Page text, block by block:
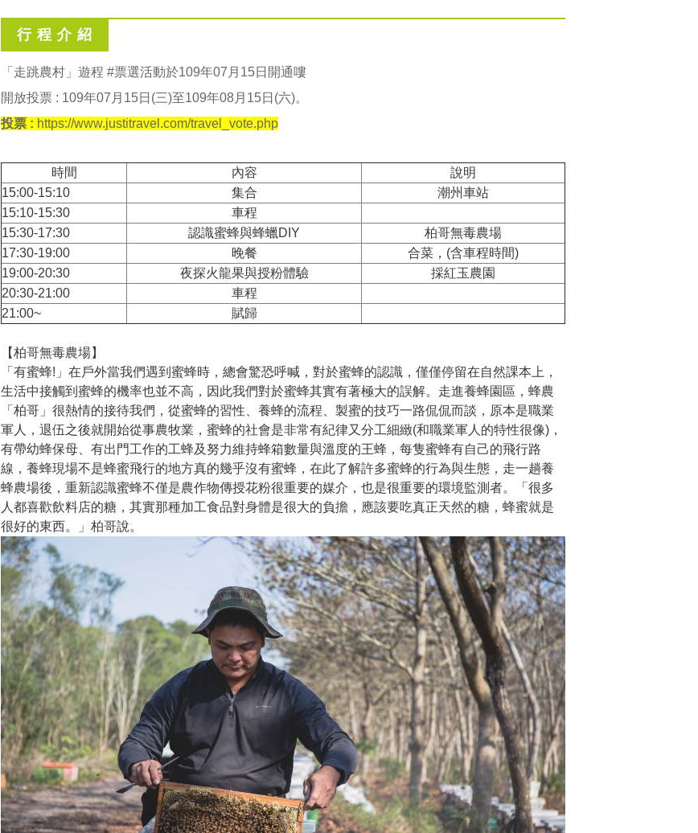
行 程 介 紹
「走跳農村」遊程 #票選活動於109年07月15日開通嘍
開放投票 : 109年07月15日(三)至109年08月15日(六)。
投票 : https://www.justitravel.com/travel_vote.php
時間 內容
說明
15:00-15:10
集合
潮州車站
15:10-15:30
車程
15:30-17:30
認識蜜蜂與蜂蠟DIY
柏哥無毒農場
17:30-19:00
晚餐
合菜，(含車程時間)
19:00-20:30
夜探火龍果與授粉體驗
採紅玉農園
20:30-21:00
車程
21:00~
賦歸
【柏哥無毒農場】
「有蜜蜂!」在戶外當我們遇到蜜蜂時，總會驚恐呼喊，對於蜜蜂的認識，僅僅停留在自然課本上，
生活中接觸到蜜蜂的機率也並不高，因此我們對於蜜蜂其實有著極大的誤解。走進養蜂園區，蜂農
「柏哥」很熱情的接待我們，從蜜蜂的習性、養蜂的流程、製蜜的技巧一路侃侃而談，原本是職業
軍人，退伍之後就開始從事農牧業，蜜蜂的社會是非常有紀律又分工細緻(和職業軍人的特性很像)，
有帶幼蜂保母、有出門工作的工蜂及努力維持蜂箱數量與溫度的王蜂，每隻蜜蜂有自己的飛行路
線，養蜂現場不是蜂蜜飛行的地方真的幾乎沒有蜜蜂，在此了解許多蜜蜂的行為與生態，走一趟養
蜂農場後，重新認識蜜蜂不僅是農作物傳授花粉很重要的媒介，也是很重要的環境監測者。「很多
人都喜歡飲料店的糖，其實那種加工食品對身體是很大的負擔，應該要吃真正天然的糖，蜂蜜就是
很好的東西。」柏哥說。